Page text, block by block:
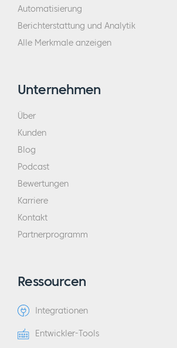
Automatisierung
Berichterstattung und Analytik
Alle Merkmale anzeigen
Unternehmen
Über
Kunden
Blog
Podcast
Bewertungen
Karriere
Kontakt
Partnerprogramm
Ressourcen
Integrationen
Entwickler-Tools